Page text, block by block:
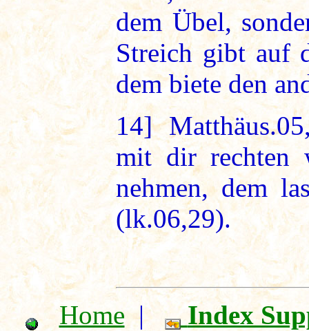
dem Übel,
Streich gibt auf
dem biete den
14]
mit dir rechten
nehmen, dem
(lk.06,29).
Home| Index